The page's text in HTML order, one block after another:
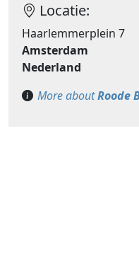
Locatie:
Haarlemmerplein 7
Amsterdam
Nederland
More aboutRoode